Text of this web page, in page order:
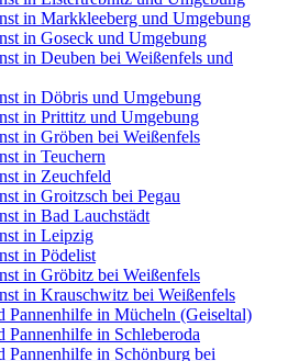
in Markkleeberg und Umgebung
in Goseck und Umgebung
in Deuben bei Weißenfels und
in Döbris und Umgebung
in Prittitz und Umgebung
in Gröben bei Weißenfels
in Teuchern
in Zeuchfeld
in Groitzsch bei Pegau
in Bad Lauchstädt
in Leipzig
in Pödelist
in Gröbitz bei Weißenfels
in Krauschwitz bei Weißenfels
Pannenhilfe in Mücheln (Geiseltal)
Pannenhilfe in Schleberoda
Pannenhilfe in Schönburg bei